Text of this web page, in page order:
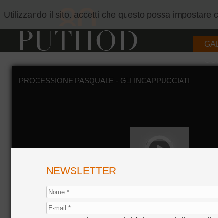
Utilizzando il sito, accetti che questo possa impostare
PROCESSIONE PASQUALE - GLI INCAPPUCCIATI
NEWSLETTER